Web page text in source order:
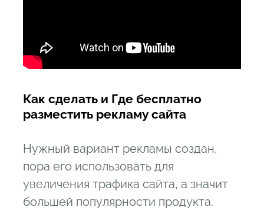
Как сделать и Где бесплатно
разместить рекламу сайта
Нужный вариант рекламы создан,
пора его использовать для
увеличения трафика сайта, а значит
большей популярности продукта.